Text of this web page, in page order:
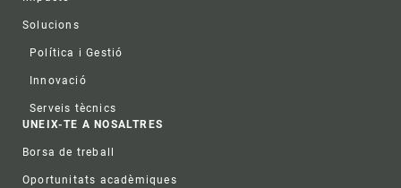
Solucions
Política i Gestió
Innovació
Serveis tècnics
UNEIX-TE A NOSALTRES
Borsa de treball
Oportunitats acadèmiques